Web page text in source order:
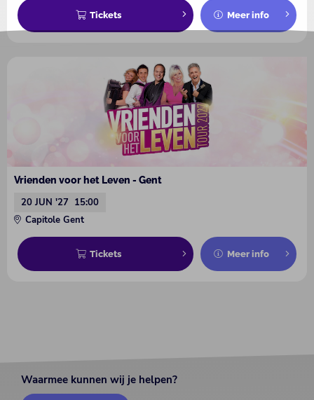
Tickets Meer info
Vrienden voor het Leven - Gent
20 JUN '27 15:00
Capitole Gent
Tickets Meer info
Waarmee kunnen wij je helpen?